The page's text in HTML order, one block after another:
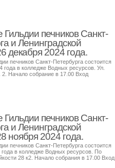
печников Санкт-
и Ленинградской
декабря 2024 года.
печников Санкт-Петербурга состоится
года в колледже Водных ресурсов. Ул.
2. Начало собрание в 17.00 Вход
печников Санкт-
и Ленинградской
ноября 2024 года.
печников Санкт-Петербурга состоится
года в колледже Водных ресурсов. По
28 к2. Начало собрания в 17.00 Вход